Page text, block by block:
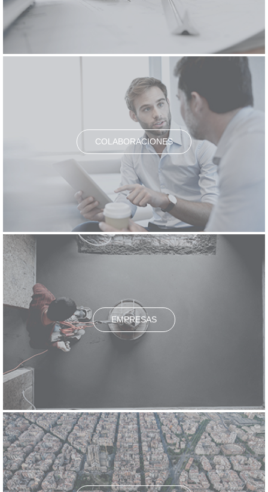
COLABORACIONES
EMPRESAS